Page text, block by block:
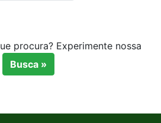
procura? Experimente nossa
Busca »